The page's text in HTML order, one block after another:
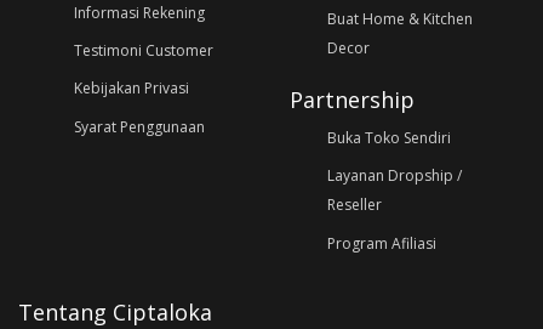
Informasi Rekening
Testimoni Customer
Kebijakan Privasi
Syarat Penggunaan
Buat Home & Kitchen
Decor
Partnership
Buka Toko Sendiri
Layanan Dropship /
Reseller
Program Afiliasi
Tentang Ciptaloka